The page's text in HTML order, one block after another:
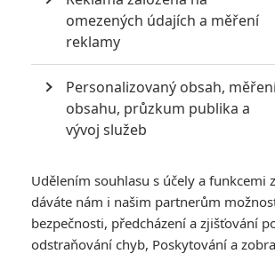
Nejlepší lekce filmové střelby aneb
akci
Kořením nejen
omezených údajích a měření
reklamy
Personalizovaný obsah,
obsahu, průzkum publika a
vývoj služeb
Udělením souhlasu s účely a funkcemi
dáváte nám i našim partnerům
bezpečnosti, předcházení a zjišťování
odstraňování chyb, Poskytování a